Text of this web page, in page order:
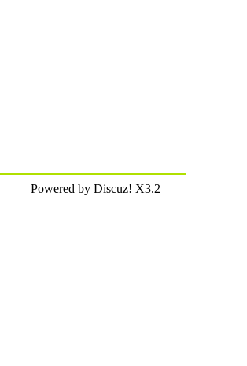
Powered by Discuz! X3.2